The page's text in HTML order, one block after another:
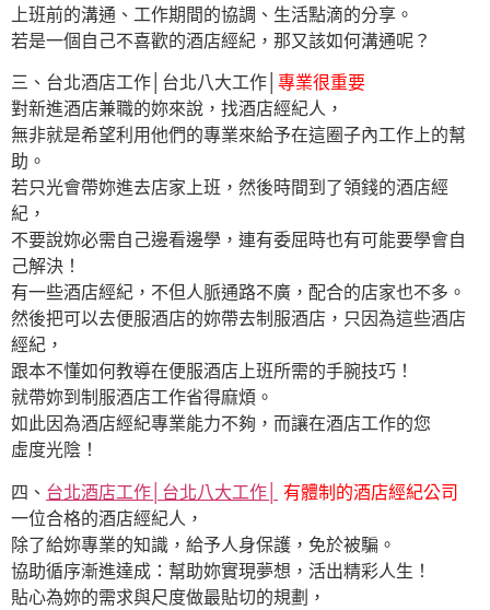
上班前的溝通、工作期間的協調、生活點滴的分享。
若是一個自己不喜歡的酒店經紀，那又該如何溝通呢？
三、台北酒店工作│台北八大工作│ 專業很重要
對新進酒店兼職的妳來說，找酒店經紀人，
無非就是希望利用他們的專業來給予在這圈子內工作上的幫
助。
若只光會帶妳進去店家上班，然後時間到了領錢的酒店經
紀，
不要說妳必需自己邊看邊學，連有委屈時也有可能要學會自
己解決！
有一些酒店經紀，不但人脈通路不廣，配合的店家也不多。
然後把可以去便服酒店的妳帶去制服酒店，只因為這些酒店
經紀，
跟本不懂如何教導在便服酒店上班所需的手腕技巧！
就帶妳到制服酒店工作省得麻煩。
如此因為酒店經紀專業能力不夠，而讓在酒店工作的您
虛度光陰！
四、 台北酒店工作│台北八大工作│
有體制的酒店經紀公司
一位合格的酒店經紀人，
除了給妳專業的知識，給予人身保護，免於被騙。
協助循序漸進達成：幫助妳實現夢想，活出精彩人生！
貼心為妳的需求與尺度做最貼切的規劃，